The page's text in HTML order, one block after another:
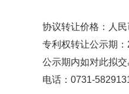
协议转让价格：人民
专利权转让公示期
公示期内如对此拟
电话：0731-